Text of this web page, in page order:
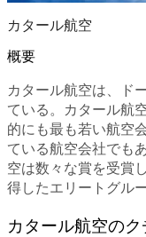
カタール航空
概要
カタール航空は、ド
ている。カタール航
的にも最も若い航空
ている航空会社でも
空は数々な賞を受賞
得したエリートグル
カタール航空のク